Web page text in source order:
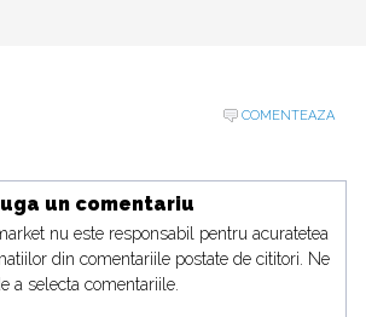
COMENTEAZA
un comentariu
nu este responsabil pentru acuratetea
din comentariile postate de cititori. Ne
a selecta comentariile.